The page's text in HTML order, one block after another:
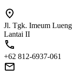
Jl. Tgk. Imeum
Lantai II
+62 812-6937-061